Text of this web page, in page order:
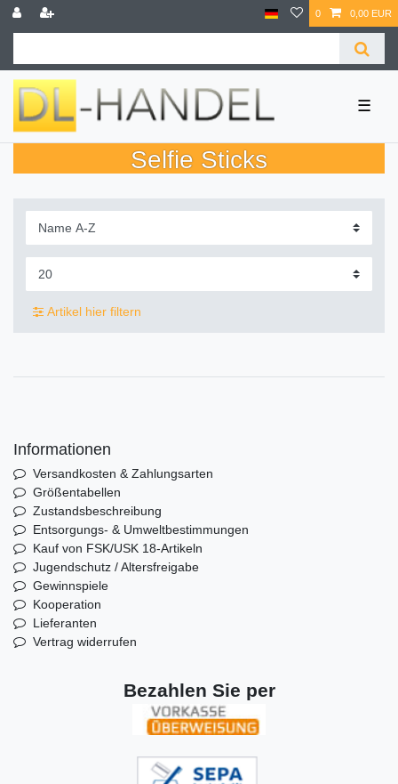
0 0,00 EUR
☰
Selfie Sticks
Artikel hier filtern
Informationen
Versandkosten & Zahlungsarten
Größentabellen
Zustandsbeschreibung
Entsorgungs- & Umweltbestimmungen
Kauf von FSK/USK 18-Artikeln
Jugendschutz / Altersfreigabe
Gewinnspiele
Kooperation
Lieferanten
Vertrag widerrufen
Bezahlen Sie per